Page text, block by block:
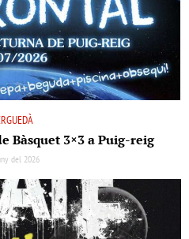
Bàsquet 3×3 a Puig-reig
del 2026